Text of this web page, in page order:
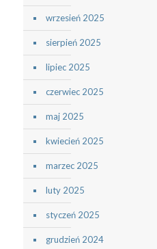
wrzesień 2025
sierpień 2025
lipiec 2025
czerwiec 2025
maj 2025
kwiecień 2025
marzec 2025
luty 2025
styczeń 2025
grudzień 2024